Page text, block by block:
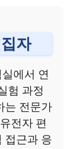
자
에서 연
험 과정
는 전문가
전자 편
접근과 응